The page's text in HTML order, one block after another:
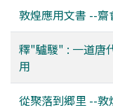
敦煌應用文書 --
釋"驢騣" : 一道唐
用
從聚落到郷里 --